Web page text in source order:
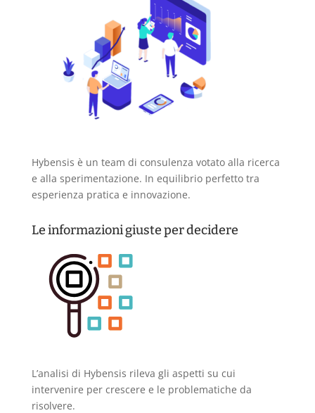
Hybensis è un team di consulenza votato alla ricerca
e alla sperimentazione. In equilibrio perfetto tra
esperienza pratica e innovazione.
Le informazioni giuste per decidere
L’analisi di Hybensis rileva gli aspetti su cui
intervenire per crescere e le problematiche da
risolvere.